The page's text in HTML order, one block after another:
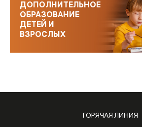
ДОПОЛНИТЕЛЬНОЕ
ОБРАЗОВАНИЕ
ДЕТЕЙ И
ВЗРОСЛЫХ
ГОРЯЧАЯ ЛИНИЯ